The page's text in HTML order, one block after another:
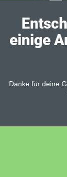
einige
Danke für deine